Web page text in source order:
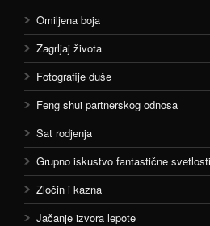
Omiljena boja
Zagrljaj života
Fotografije duše
Feng shui partnerskog odnosa
Sat rodjenja
Grupno iskustvo fantastične svetlosti
Zločin i kazna
Jačanje izvora lepote